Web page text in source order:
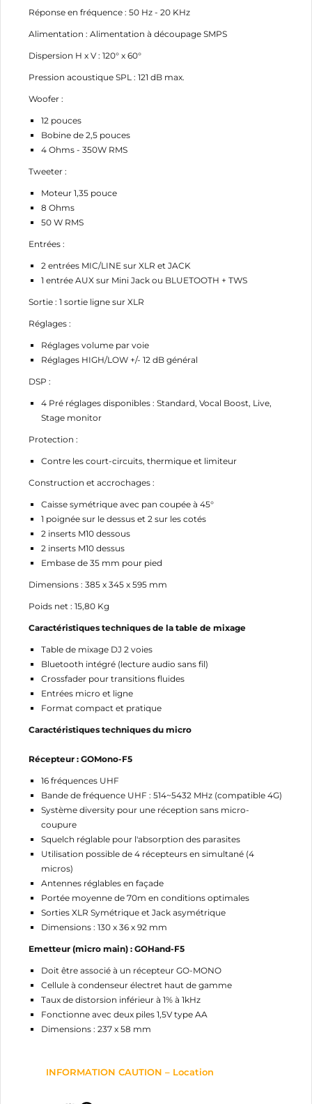
Réponse en fréquence : 50 Hz - 20 KHz
Alimentation : Alimentation à découpage SMPS
Dispersion H x V : 120° x 60°
Pression acoustique SPL : 121 dB max.
Woofer :
12 pouces
Bobine de 2,5 pouces
4 Ohms - 350W RMS
Tweeter :
Moteur 1,35 pouce
8 Ohms
50 W RMS
Entrées :
2 entrées MIC/LINE sur XLR et JACK
1 entrée AUX sur Mini Jack ou BLUETOOTH + TWS
Sortie : 1 sortie ligne sur XLR
Réglages :
Réglages volume par voie
Réglages HIGH/LOW +/- 12 dB général
DSP :
4 Pré réglages disponibles : Standard, Vocal Boost, Live,
Stage monitor
Protection :
Contre les court-circuits, thermique et limiteur
Construction et accrochages :
Caisse symétrique avec pan coupée à 45°
1 poignée sur le dessus et 2 sur les cotés
2 inserts M10 dessous
2 inserts M10 dessus
Embase de 35 mm pour pied
Dimensions : 385 x 345 x 595 mm
Poids net : 15,80 Kg
Caractéristiques techniques de la table de mixage
Table de mixage DJ 2 voies
Bluetooth intégré (lecture audio sans fil)
Crossfader pour transitions fluides
Entrées micro et ligne
Format compact et pratique
Caractéristiques techniques du micro
Récepteur : GOMono-F5
16 fréquences UHF
Bande de fréquence UHF : 514~5432 MHz (compatible 4G)
Système diversity pour une réception sans micro-
coupure
Squelch réglable pour l'absorption des parasites
Utilisation possible de 4 récepteurs en simultané (4
micros)
Antennes réglables en façade
Portée moyenne de 70m en conditions optimales
Sorties XLR Symétrique et Jack asymétrique
Dimensions : 130 x 36 x 92 mm
Emetteur (micro main) : GOHand-F5
Doit être associé à un récepteur GO-MONO
Cellule à condenseur électret haut de gamme
Taux de distorsion inférieur à 1% à 1kHz
Fonctionne avec deux piles 1,5V type AA
Dimensions : 237 x 58 mm
INFORMATION CAUTION – Location
MES LISTES
CRÉER UNE LISTE D'ENVIES
NOM DE LA LISTE D'ENVIES
CONNEXION
Vous devez être connecté pour ajouter des produits
à votre liste d'envies.
Annuler